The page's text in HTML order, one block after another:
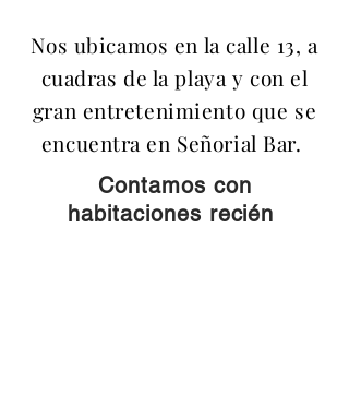
Nos ubicamos en la calle 13, a
cuadras de la playa y con el
gran entretenimiento que se
encuentra en Señorial Bar.
Contamos con
habitaciones recién